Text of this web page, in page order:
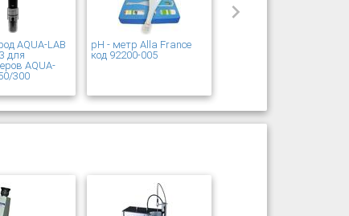
AQUA-LAB
для
AQUA-
300
pH - метр Alla France
код 92200-005